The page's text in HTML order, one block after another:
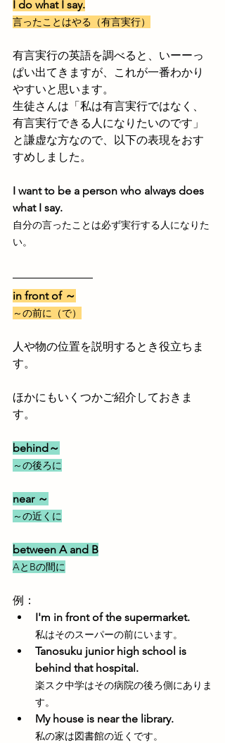
I do what I say.
言ったことはやる（有言実行）
有言実行の英語を調べると、いーーっ
ぱい出てきますが、これが一番わかり
やすいと思います。
生徒さんは「私は有言実行ではなく、
有言実行できる人になりたいのです」
と謙虚な方なので、以下の表現をおす
すめしました。
I want to be a person who always does
what I say.
自分の言ったことは必ず実行する人になりた
い。
in front of ～
～の前に（で）
人や物の位置を説明するとき役立ちま
す。
ほかにもいくつかご紹介しておきま
す。
behind～
～の後ろに
near ～
～の近くに
between A and B
AとBの間に
例：
I'm in front of the supermarket.
私はそのスーパーの前にいます。
Tanosuku junior high school is
behind that hospital.
楽スク中学はその病院の後ろ側にありま
す。
My house is near the library.
私の家は図書館の近くです。